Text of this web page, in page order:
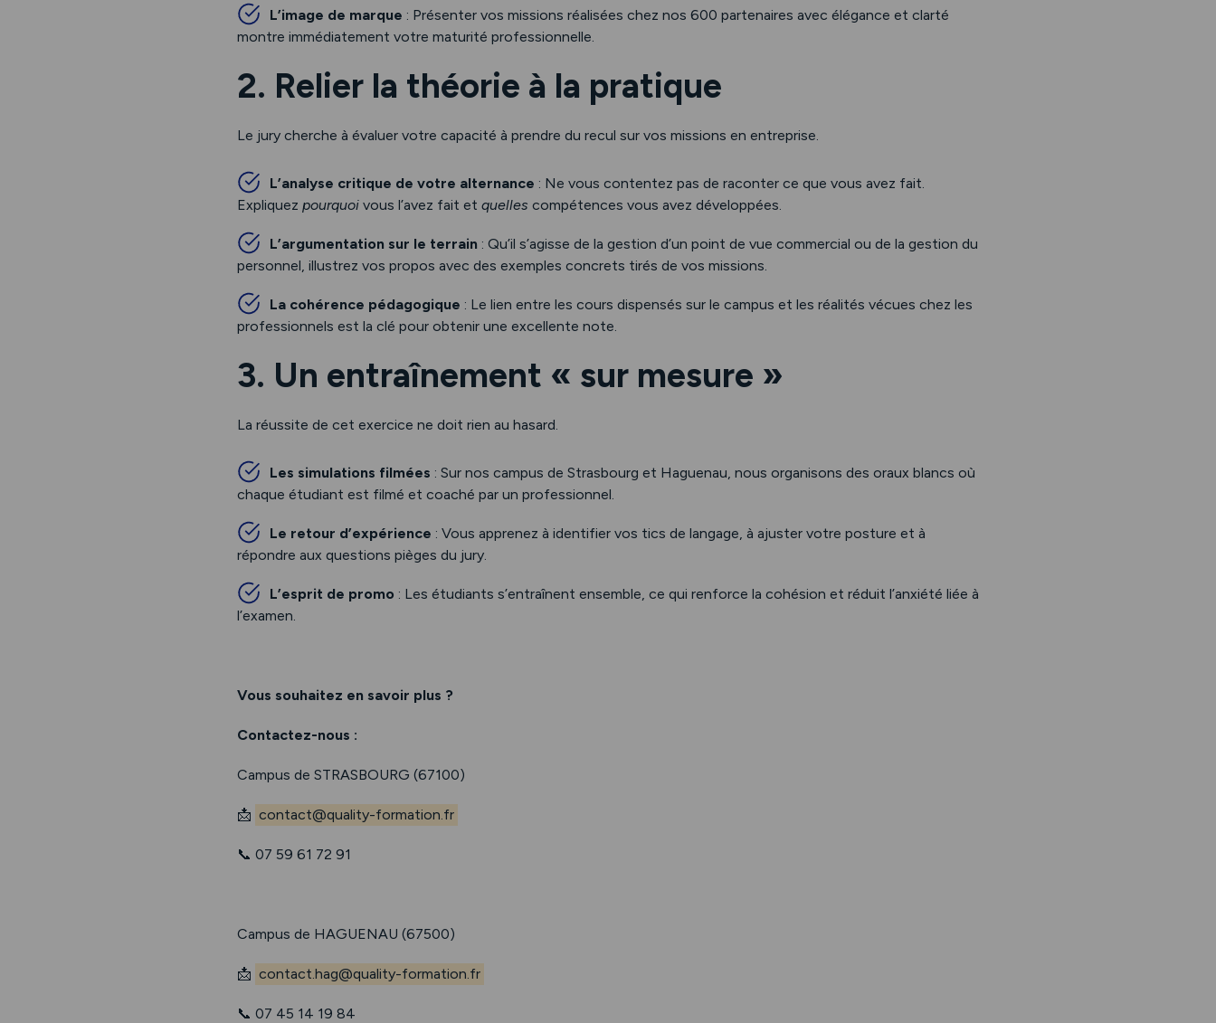
L’image de marque : Présenter vos missions réalisées chez nos 600 partenaires avec élégance et clarté
montre immédiatement votre maturité professionnelle.
2. Relier la théorie à la pratique
Le jury cherche à évaluer votre capacité à prendre du recul sur vos missions en entreprise.
L’analyse critique de votre alternance : Ne vous contentez pas de raconter ce que vous avez fait.
Expliquez pourquoi vous l’avez fait et quelles compétences vous avez développées.
L’argumentation sur le terrain : Qu’il s’agisse de la gestion d’un point de vue commercial ou de la gestion du
personnel, illustrez vos propos avec des exemples concrets tirés de vos missions.
La cohérence pédagogique : Le lien entre les cours dispensés sur le campus et les réalités vécues chez les
professionnels est la clé pour obtenir une excellente note.
3. Un entraînement « sur mesure »
La réussite de cet exercice ne doit rien au hasard.
Les simulations filmées : Sur nos campus de Strasbourg et Haguenau, nous organisons des oraux blancs où
chaque étudiant est filmé et coaché par un professionnel.
Le retour d’expérience : Vous apprenez à identifier vos tics de langage, à ajuster votre posture et à
répondre aux questions pièges du jury.
L’esprit de promo : Les étudiants s’entraînent ensemble, ce qui renforce la cohésion et réduit l’anxiété liée à
l’examen.
Vous souhaitez en savoir plus ?
Contactez-nous :
Campus de STRASBOURG (67100)
📩 contact@quality-formation.fr
📞 07 59 61 72 91
Campus de HAGUENAU (67500)
📩 contact.hag@quality-formation.fr
📞 07 45 14 19 84